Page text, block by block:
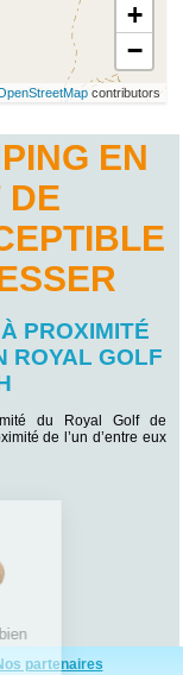
+
−
contributors
EN
DE
PROXIMITÉ
ROYAL GOLF
du Royal Golf de
de l’un d’entre eux
partenaires
aimerait bien